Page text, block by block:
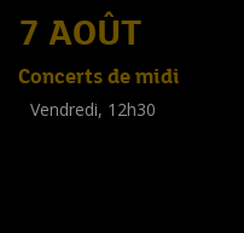
7 AOÛT
Concerts de midi
Vendredi, 12h30